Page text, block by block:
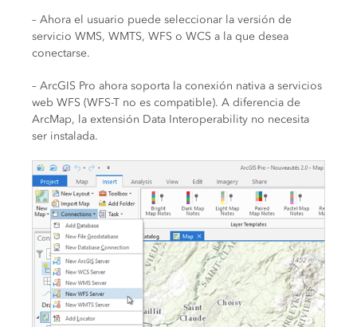
– Ahora el usuario puede seleccionar la versión de
servicio WMS, WMTS, WFS o WCS a la que desea
conectarse.
– ArcGIS Pro ahora soporta la conexión nativa a servicios
web WFS (WFS-T no es compatible). A diferencia de
ArcMap, la extensión Data Interoperability no necesita
ser instalada.